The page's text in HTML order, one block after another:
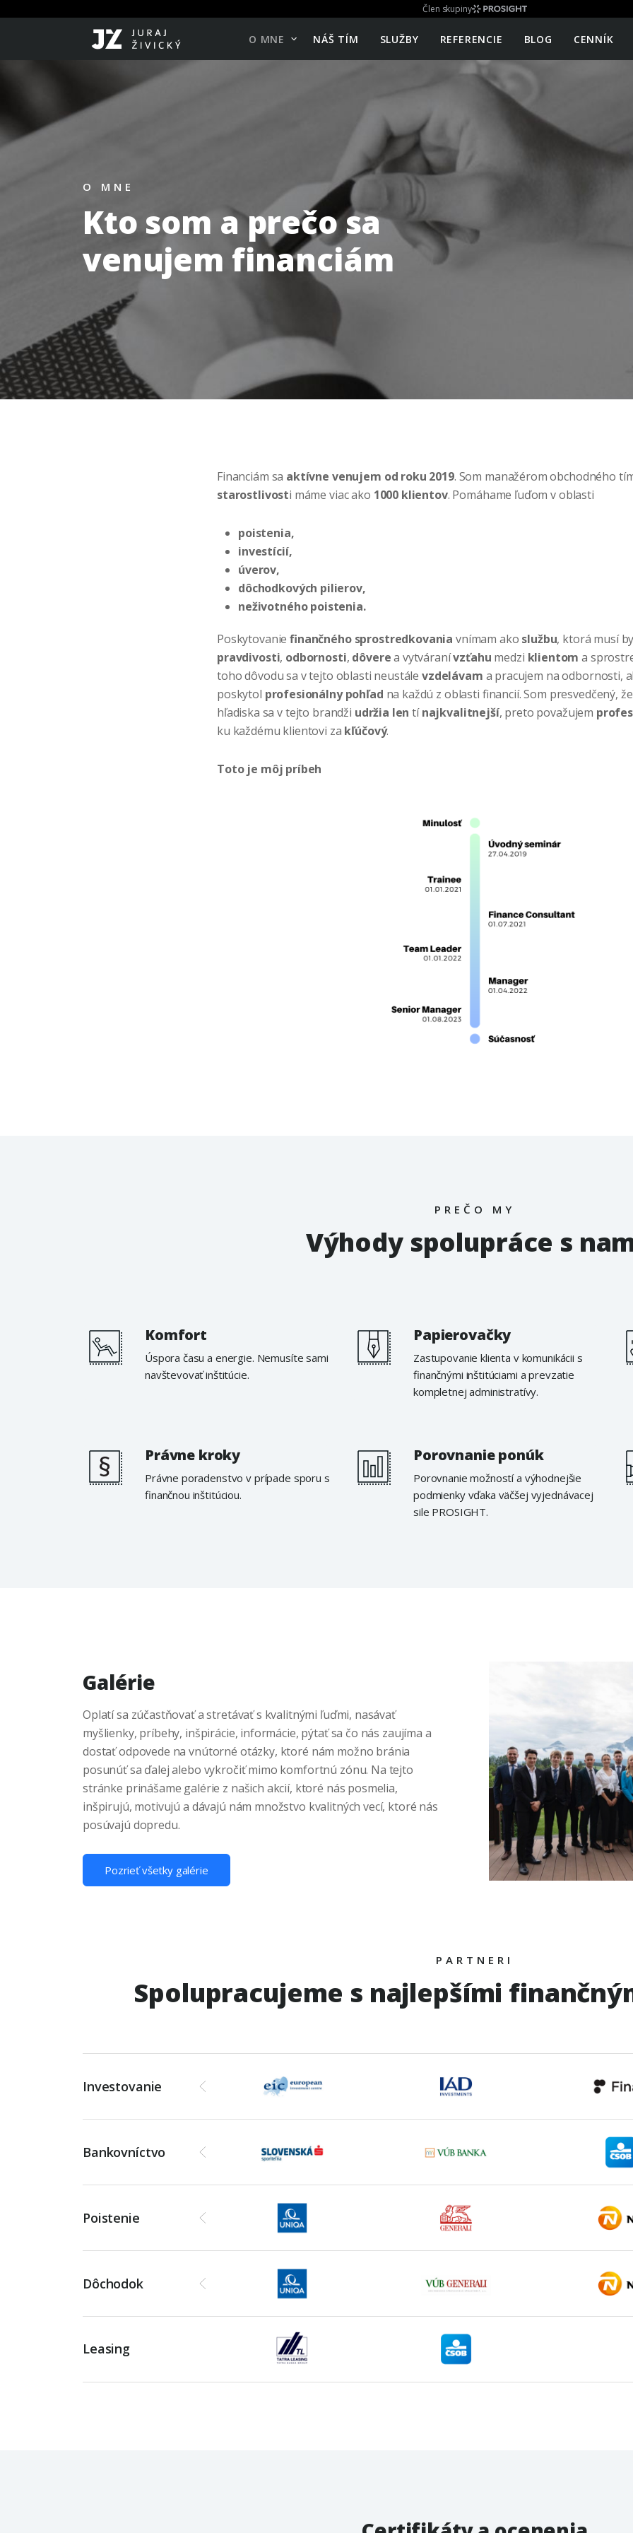
Člen skupiny
O MNE NÁŠ TÍM SLUŽBY REFERENCIE BLOG CENNÍK
O MNE
Kto som a prečo sa
venujem financiám
Financiám sa aktívne venujem od roku 2019. Som manažérom obchodného
starostlivosti máme viac ako 1000 klientov. Pomáhame ľuďom v oblasti
poistenia,
investícií,
úverov,
dôchodkových pilierov,
neživotného poistenia.
Poskytovaniefinančného sprostredkovania vnímam ako službu, ktorá musí
pravdivosti, odbornosti, dôverea vytváranívzťahu medzi klientom a
toho dôvodu sa v tejto oblasti neustálevzdelávam a pracujem na odbornosti,
poskytol profesionálny pohľad na každú z oblasti financií. Som presvedčený,
hľadiska sa v tejto brandži udržia len tínajkvalitnejší, preto považujem
ku každému klientovi za kľúčový.
Toto je môj príbeh
PREČO MY
Výhody spolupráce s
Komfort
Úspora času a energie. Nemusíte sami
navštevovať inštitúcie.
Papierovačky
Zastupovanie klienta v komunikácii s
finančnými inštitúciami a prevzatie
kompletnej administratívy.
Právne kroky
Právne poradenstvo v prípade sporu s
finančnou inštitúciou.
Porovnanie ponúk
Porovnanie možností a výhodnejšie
podmienky vďaka väčšej vyjednávacej
sile PROSIGHT.
Galérie
Oplatí sa zúčastňovať a stretávať s kvalitnými ľuďmi, nasávať
myšlienky, príbehy, inšpirácie, informácie, pýtať sa čo nás zaujíma a
dostať odpovede na vnútorné otázky, ktoré nám možno bránia
posunúť sa ďalej alebo vykročiť mimo komfortnú zónu. Na tejto
stránke prinášame galérie z našich akcií, ktoré nás posmelia,
inšpirujú, motivujú a dávajú nám množstvo kvalitných vecí, ktoré nás
posúvajú dopredu.
Pozrieť všetky galérie
PARTNERI
Spolupracujeme s najlepšími
Investovanie
Bankovníctvo
Poistenie
Dôchodok
Leasing